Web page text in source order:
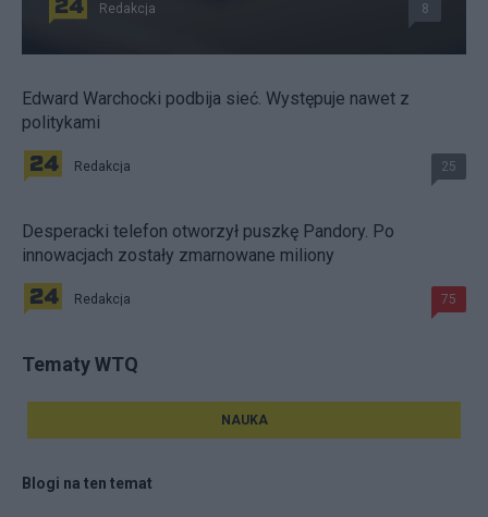
Redakcja 8
Edward Warchocki podbija sieć. Występuje nawet z
politykami
Redakcja 25
Desperacki telefon otworzył puszkę Pandory. Po
innowacjach zostały zmarnowane miliony
Redakcja 75
Tematy WTQ
NAUKA
Blogi na ten temat